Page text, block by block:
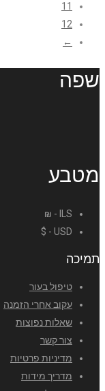
11
12
←
שפה
מטבע
ILS - ₪
USD - $
תמיכה
טיפול בעור
עקוב אחרי הזמנה
שאלות נפוצות
צור קשר
מדיניות פרטיות
מדריך מידות